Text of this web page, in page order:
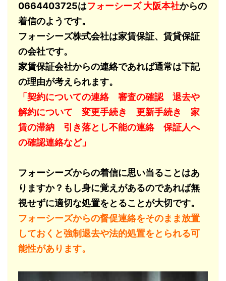
0664403725はフォーシーズ 大阪本社からの
着信のようです。
フォーシーズ株式会社は家賃保証、賃貸保証
の会社です。
家賃保証会社からの連絡であれば通常は下記
の理由が考えられます。
「契約についての連絡 審査の確認 退去や
解約について 変更手続き 更新手続き 家
賃の滞納 引き落とし不能の連絡 保証人へ
の確認連絡など」
フォーシーズからの着信に思い当ることはあ
りますか？もし身に覚えがあるのであれば無
視せずに適切な処置をとることが大切です。
フォーシーズからの督促連絡をそのまま放置
しておくと強制退去や法的処置をとられる可
能性があります。